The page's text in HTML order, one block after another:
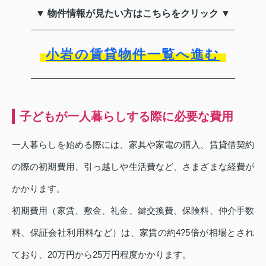
▼ 物件情報が見たい方はこちらをクリック ▼
小岩の賃貸物件一覧へ進む
子どもが一人暮らしする際に必要な費用
一人暮らしを始める際には、家具や家電の購入、賃貸借契約
の際の初期費用、引っ越しや生活費など、さまざまな経費が
かかります。
初期費用（家賃、敷金、礼金、鍵交換費、保険料、仲介手数
料、保証会社利用料など）は、家賃の約4?5倍が相場とされ
ており、20万円から25万円程度かかります。